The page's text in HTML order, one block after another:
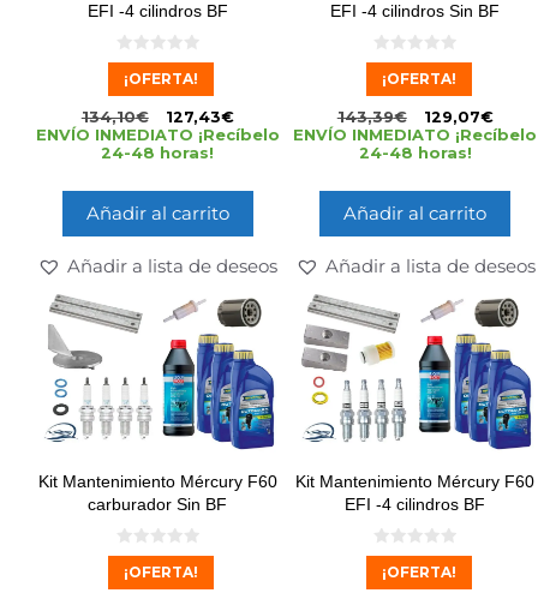
EFI -4 cilindros BF
0
e
¡OFERTA!
134,10€ 127,43€
ENVÍO INMEDIATO ¡Recíbelo
24-48 horas!
Añadir al carrito
Añadir a lista de deseos
EFI -4 cilindros Sin BF
0
e
¡OFERTA!
143,39€ 129,07€
ENVÍO INMEDIATO ¡Recíbelo
24-48 horas!
Añadir al carrito
Añadir a lista de deseos
Kit Mantenimiento Mércury F60
carburador Sin BF
0
e
¡OFERTA!
Kit Mantenimiento Mércury F60
EFI -4 cilindros BF
0
e
¡OFERTA!